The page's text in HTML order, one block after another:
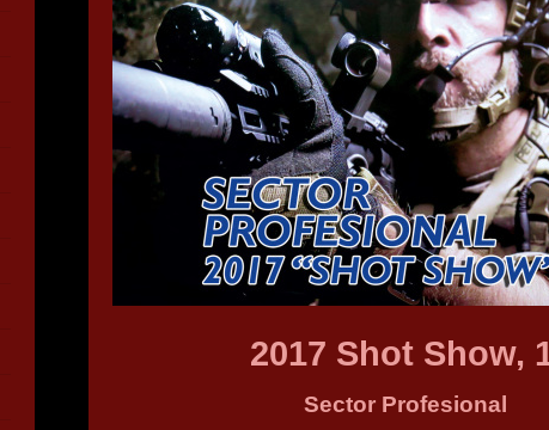
2017 Shot Show,
Sector Profesional